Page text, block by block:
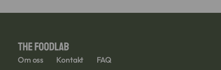
Om oss Kontakt FAQ